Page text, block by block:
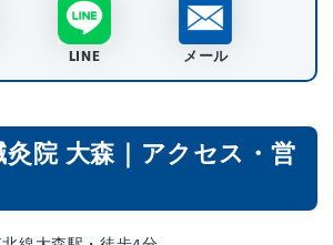
LINE メール
院 大森｜アクセス・営